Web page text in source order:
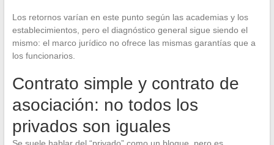
Los retornos varían en este punto según las academias y los
establecimientos, pero el diagnóstico general sigue siendo el
mismo: el marco jurídico no ofrece las mismas garantías que a
los funcionarios.
Contrato simple y contrato de
asociación: no todos los
privados son iguales